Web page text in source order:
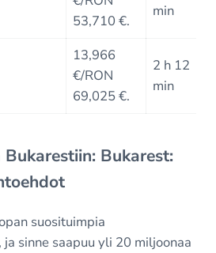
53,710 €.
min
13,966
€/RON
69,025 €.
2 h 12
min
Bukarest:
suosituimpia
sinne saapuu yli 20 miljoonaa